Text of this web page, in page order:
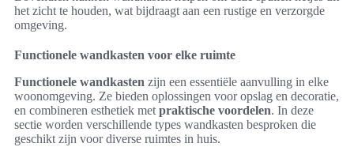
het zicht te houden, wat bijdraagt aan een rustige en verzorgde
omgeving.
Functionele wandkasten voor elke ruimte
Functionele wandkasten zijn een essentiële aanvulling in elke
woonomgeving. Ze bieden oplossingen voor opslag en decoratie,
en combineren esthetiek met praktische voordelen. In deze
sectie worden verschillende types wandkasten besproken die
geschikt zijn voor diverse ruimtes in huis.